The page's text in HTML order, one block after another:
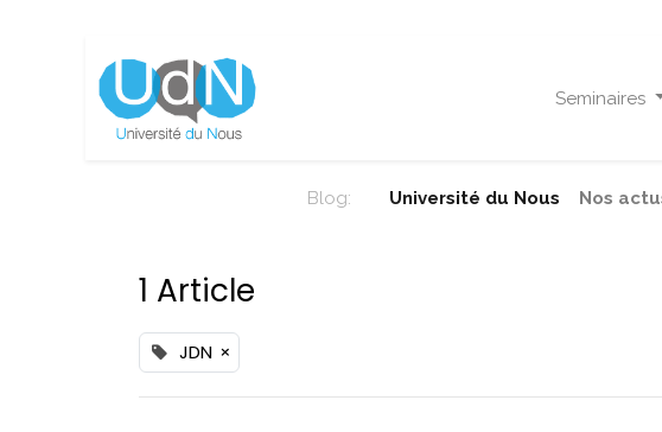
Seminaires
Blog: Université du Nous Nos
1 Article
JDN ×